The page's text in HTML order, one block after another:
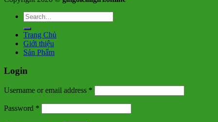
Search
for:
Trang Chủ
Giới thiệu
Sản Phẩm
Login
Username or email address *
Password *